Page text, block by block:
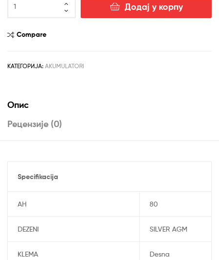
12V-
D+
DYNAMIC
Додај у корпу
Compare
КАТЕГОРИЈА: AKUMULATORI
Опис
Рецензије (0)
Specifikacija
AH 80
DEZENI SILVER AGM
KLEMA Desna